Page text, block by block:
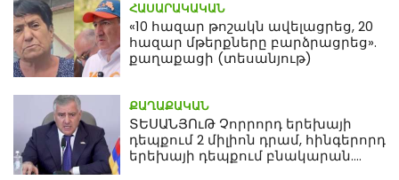
ՀԱՍԱՐԱԿԱԿԱՆ
«10 հազար թոշակն ավելացրեց, 20
հազար մթերքները բարձրացրեց».
քաղաքացի (տեսանյութ)
ՔԱՂԱՔԱԿԱՆ
ՏԵՍԱՆՅՈւԹ Չորրորդ երեխայի
դեպքում 2 միլիոն դրամ, հինգերորդ
երեխայի դեպքում բնակարան.